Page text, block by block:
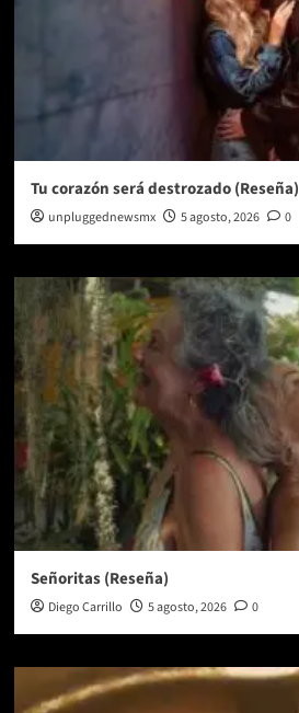
Tu corazón será destrozado (Reseña)
unpluggednewsmx 5 agosto, 2026 0
Señoritas (Reseña)
Diego Carrillo 5 agosto, 2026 0